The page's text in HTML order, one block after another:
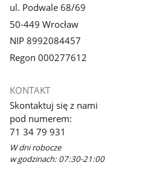
ul. Podwale 68/69
50-449 Wrocław
NIP 8992084457
Regon 000277612
KONTAKT
Skontaktuj się z nami
pod numerem:
71 34 79 931
W dni robocze
w godzinach: 07:30-21:00